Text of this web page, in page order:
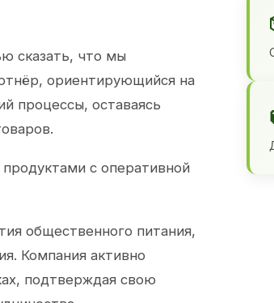
сказать, что мы
ориентирующийся на
процессы, оставаясь
с оперативной
общественного питания,
Компания активно
подтверждая свою